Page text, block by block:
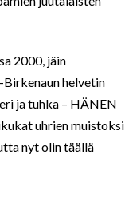
2000, jäin
helvetin
ja tuhka – HÄNEN
uhrien muistoksi
nyt olin täällä